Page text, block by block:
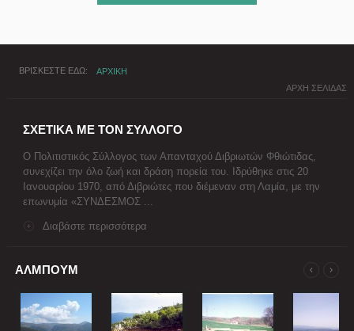
ΒΡΙΣΚΕΣΤΕ ΕΔΩ
ΑΡΧΙΚΗ
ΑΡΧΗ ΣΕΛΙΔΑΣ
ΣΧΕΤΙΚΑ ΜΕ ΤΟΝ ΣΥΛΛΟΓΟ
Ο Πολιτιστικός Σύλλογος των Απανταχού Διβριωτών Φθιώτιδας,
συνεχίζει την όλο ζωή και δράση πορεία του. Ιδρύθηκε στις 20
Ιανουαρίου 1970, από Διβριώτες που διέμεναν στη Λαμία, με την
επωνυμία «ΣΥΝΔΕΣΜΟΣ ...
Διαβάστε περισσότερα
ΑΛΜΠΟΥΜ